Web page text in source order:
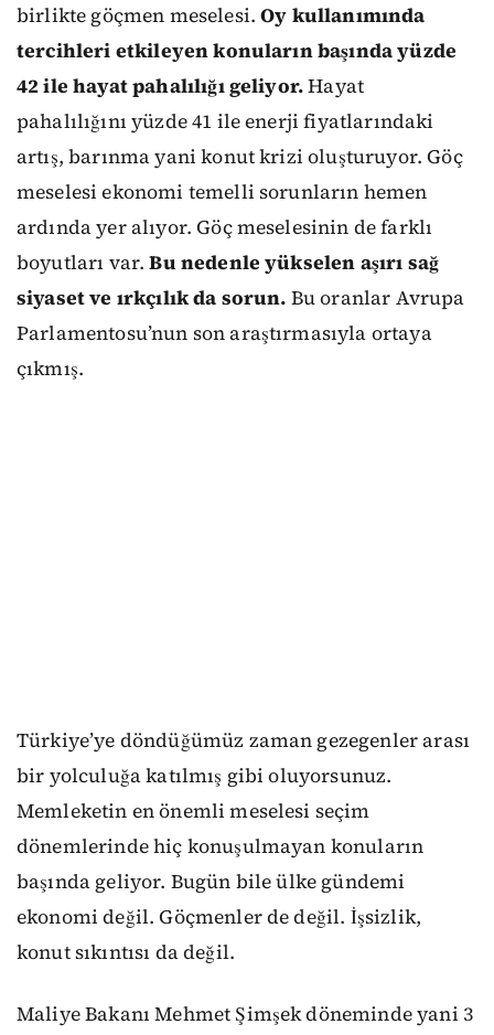
birlikte göçmen meselesi.Oy kullanımında
tercihleri etkileyen konuların başında yüzde
42 ile hayat pahalılığı geliyor.Hayat
pahalılığını yüzde 41 ile enerji fiyatlarındaki
artış, barınma yani konut krizi oluşturuyor. Göç
meselesi ekonomi temelli sorunların hemen
ardında yer alıyor. Göç meselesinin de farklı
boyutları var.Bu nedenle yükselen aşırı sağ
siyaset ve ırkçılık da sorun. Bu oranlar Avrupa
Parlamentosu’nun son araştırmasıyla ortaya
çıkmış.
Türkiye’ye döndüğümüz zaman gezegenler arası
bir yolculuğa katılmış gibi oluyorsunuz.
Memleketin en önemli meselesi seçim
dönemlerinde hiç konuşulmayan konuların
başında geliyor. Bugün bile ülke gündemi
ekonomi değil. Göçmenler de değil. İşsizlik,
konut sıkıntısı da değil.
Maliye Bakanı Mehmet Şimşek döneminde yani 3